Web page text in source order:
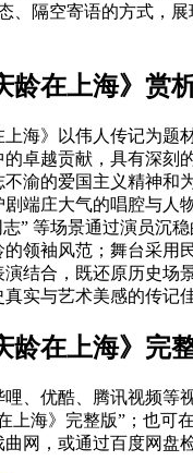
、隔空寄语的方式，
龄在上海》赏
海》以伟人传记为题
卓越贡献，具有深刻
渝的爱国主义精神和
端庄大气的唱腔与人
” 等场景通过演员沉
的领袖风范；舞台采用
结合，既还原历史场
实与艺术美感的传记佳
龄在上海》完
、优酷、腾讯视频等
上海》完整版”；也可
网，或通过百度网盘